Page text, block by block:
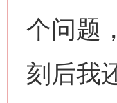
个问题
刻后我